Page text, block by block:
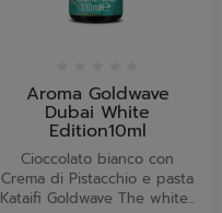
Aroma Goldwave
Dubai White
Edition10ml
Cioccolato bianco con
Crema di Pistacchio e pasta
Kataifi Goldwave The white...